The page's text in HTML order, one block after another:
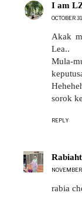
I am
OCTOBER
Akak
Lea..
Mula-
sorok
REPLY
rabia